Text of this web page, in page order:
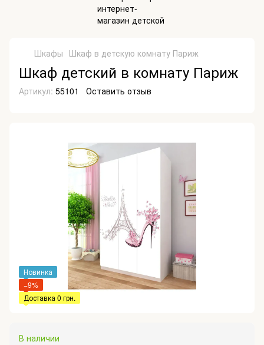
Шкафы Шкаф в детскую комнату Париж
Шкаф детский в комнату Париж
Артикул: 55101 Оставить отзыв
Новинка
−9%
Доставка 0 грн.
В наличии